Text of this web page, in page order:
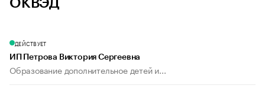
ОКВЭД
ДЕЙСТВУЕТ
ИП Петрова Виктория Сергеевна
Образование дополнительное детей и...